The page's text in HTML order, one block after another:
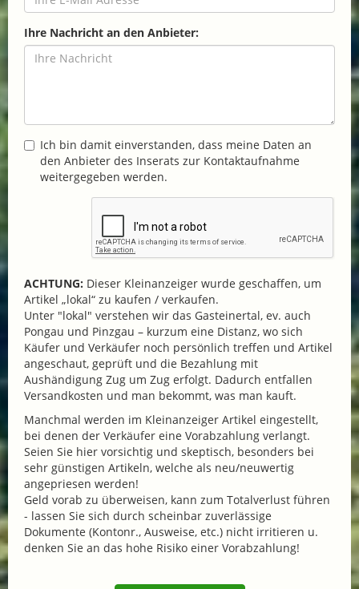
Ihre Nachricht an den Anbieter:
Ich bin damit einverstanden, dass meine Daten an
den Anbieter des Inserats zur Kontaktaufnahme
weitergegeben werden.
ACHTUNG: Dieser Kleinanzeiger wurde geschaffen, um
Artikel „lokal“ zu kaufen / verkaufen.
Unter "lokal" verstehen wir das Gasteinertal, ev. auch
Pongau und Pinzgau – kurzum eine Distanz, wo sich
Käufer und Verkäufer noch persönlich treffen und Artikel
angeschaut, geprüft und die Bezahlung mit
Aushändigung Zug um Zug erfolgt. Dadurch entfallen
Versandkosten und man bekommt, was man kauft.
Manchmal werden im Kleinanzeiger Artikel eingestellt,
bei denen der Verkäufer eine Vorabzahlung verlangt.
Seien Sie hier vorsichtig und skeptisch, besonders bei
sehr günstigen Artikeln, welche als neu/neuwertig
angepriesen werden!
Geld vorab zu überweisen, kann zum Totalverlust führen
- lassen Sie sich durch scheinbar zuverlässige
Dokumente (Kontonr., Ausweise, etc.) nicht irritieren u.
denken Sie an das hohe Risiko einer Vorabzahlung!